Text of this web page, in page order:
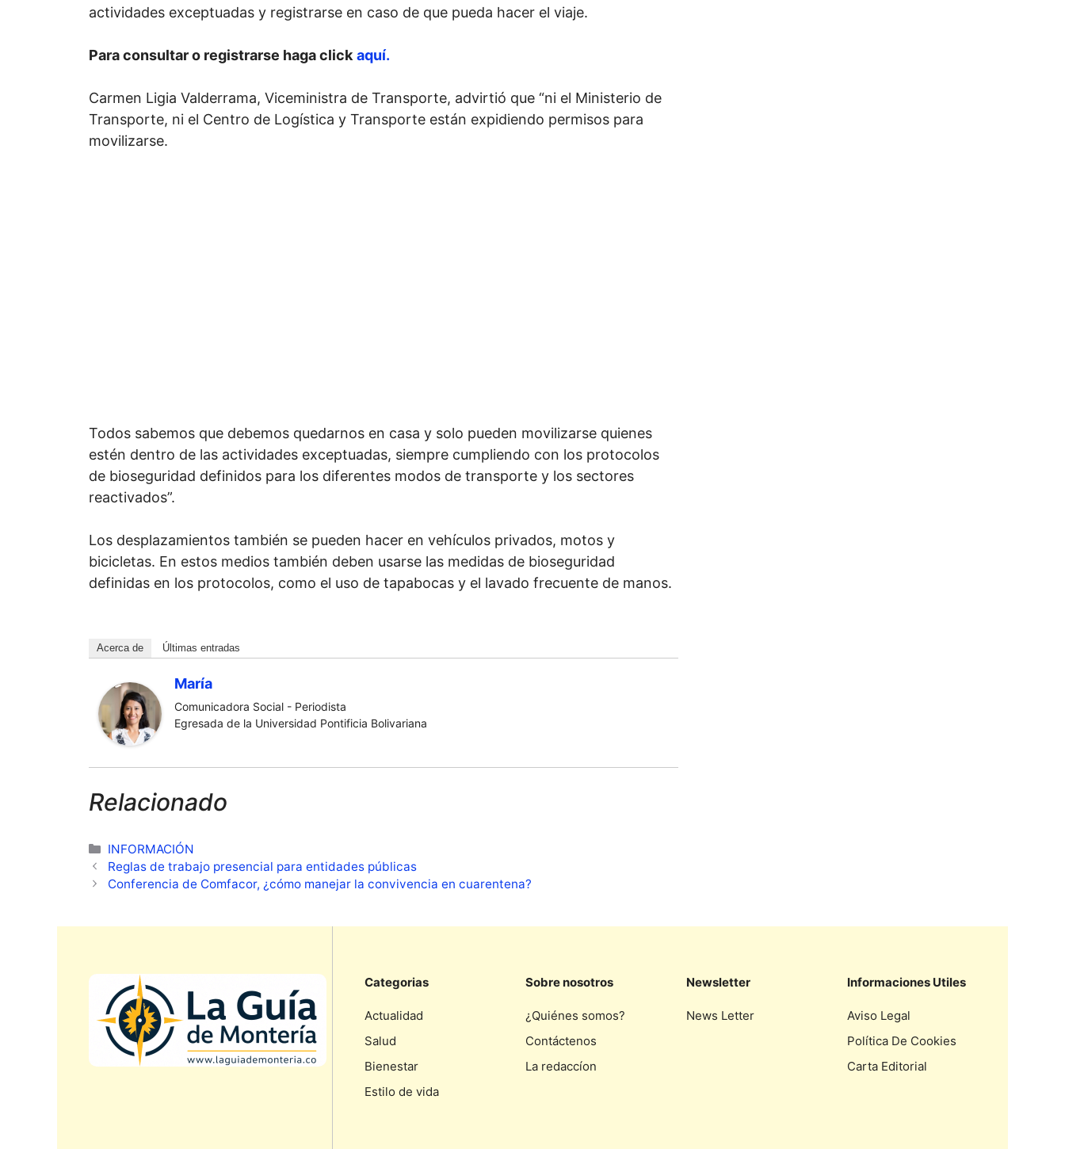
actividades exceptuadas y registrarse en caso de que pueda hacer el viaje.
Para consultar o registrarse haga click aquí.
Carmen Ligia Valderrama, Viceministra de Transporte, advirtió que “ni el Ministerio de
Transporte, ni el Centro de Logística y Transporte están expidiendo permisos para
movilizarse.
Todos sabemos que debemos quedarnos en casa y solo pueden movilizarse quienes
estén dentro de las actividades exceptuadas, siempre cumpliendo con los protocolos
de bioseguridad definidos para los diferentes modos de transporte y los sectores
reactivados”.
Los desplazamientos también se pueden hacer en vehículos privados, motos y
bicicletas. En estos medios también deben usarse las medidas de bioseguridad
definidas en los protocolos, como el uso de tapabocas y el lavado frecuente de manos.
Acerca de Últimas entradas
María
Comunicadora Social - Periodista
Egresada de la Universidad Pontificia Bolivariana
Relacionado
Categorías
INFORMACIÓN
Reglas de trabajo presencial para entidades públicas
Conferencia de Comfacor, ¿cómo manejar la convivencia en cuarentena?
Categorias
Actualidad
Salud
Bienestar
Estilo de vida
Sobre nosotros
¿Quiénes somos?
Contáctenos
La redaccíon
Newsletter
News Letter
Informaciones Utiles
Aviso Legal
Política De Cookies
Carta Editorial